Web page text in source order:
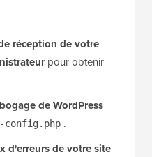
réception de votre
pour obtenir
de WordPress
config.php .
d'erreurs de votre site